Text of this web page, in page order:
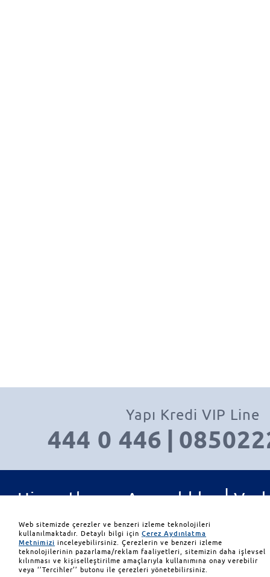
Yapı Kredi VIP Line
444 0 446 |
Hizmetler ve Ayrıcalıklar |
Yatırım Ürünleri | İletişim
© 2026 Yapı ve Kredi
Web sitemizde çerezler ve benzeri izleme teknolojileri
kullanılmaktadır. Detaylı bilgi için Çerez Aydınlatma
Metnimizi inceleyebilirsiniz. Çerezlerin ve benzeri izleme
teknolojilerinin pazarlama/reklam faaliyetleri, sitemizin daha işlevsel
kılınması ve kişiselleştirilme amaçlarıyla kullanımına onay verebilir
veya ‘’Tercihler’’ butonu ile çerezleri yönetebilirsiniz.